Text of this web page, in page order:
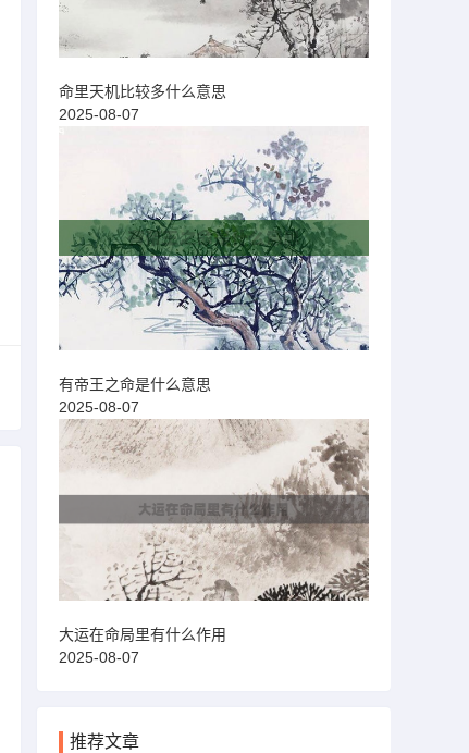
命里天机比较多什么意思
2025-08-07
有帝王之命是什么意思
2025-08-07
大运在命局里有什么作用
2025-08-07
推荐文章